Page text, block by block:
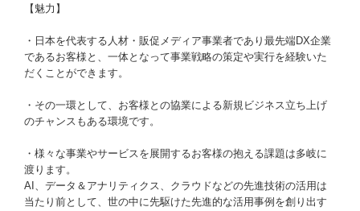
【魅力】
・日本を代表する人材・販促メディア事業者であり最先端DX企業
であるお客様と、一体となって事業戦略の策定や実行を経験いた
だくことができます。
・その一環として、お客様との協業による新規ビジネス立ち上げ
のチャンスもある環境です。
・様々な事業やサービスを展開するお客様の抱える課題は多岐に
渡ります。
AI、データ＆アナリティクス、クラウドなどの先進技術の活用は
当たり前として、世の中に先駆けた先進的な活用事例を創り出す